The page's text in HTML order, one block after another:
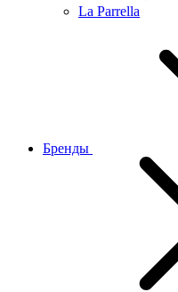
La Parrella
Бренды